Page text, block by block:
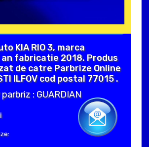
KIA RIO 3, marca
an fabricatie 2018. Produs
de catre Parbrize Online
ILFOV cod postal 77015 .
: GUARDIAN